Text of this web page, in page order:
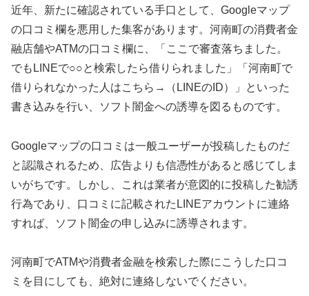
近年、新たに確認されている手口として、Googleマップ
の口コミ欄を悪用した集客があります。河南町の消費者金
融店舗やATMの口コミ欄に、「ここで審査落ちました。
でもLINEで○○と検索したら借りられました」「河南町で
借りられなかった人はこちら→（LINEのID）」といった
書き込みを行い、ソフト闇金への誘導を図るものです。
Googleマップの口コミは一般ユーザーが投稿したものだ
と認識されるため、広告よりも信憑性があると感じてしま
いがちです。しかし、これは業者が意図的に投稿した勧誘
行為であり、口コミに記載されたLINEアカウントに連絡
すれば、ソフト闇金の申し込みに誘導されます。
河南町でATMや消費者金融を検索した際にこうした口コ
ミを目にしても、絶対に連絡しないでください。